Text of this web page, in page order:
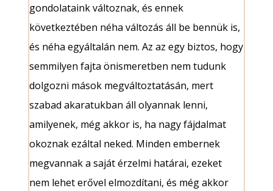
gondolataink változnak, és ennek
következtében néha változás áll be bennük is,
és néha egyáltalán nem. Az az egy biztos, hogy
semmilyen fajta önismeretben nem tudunk
dolgozni mások megváltoztatásán, mert
szabad akaratukban áll olyannak lenni,
amilyenek, még akkor is, ha nagy fájdalmat
okoznak ezáltal neked. Minden embernek
megvannak a saját érzelmi határai, ezeket
nem lehet erővel elmozdítani, és még akkor